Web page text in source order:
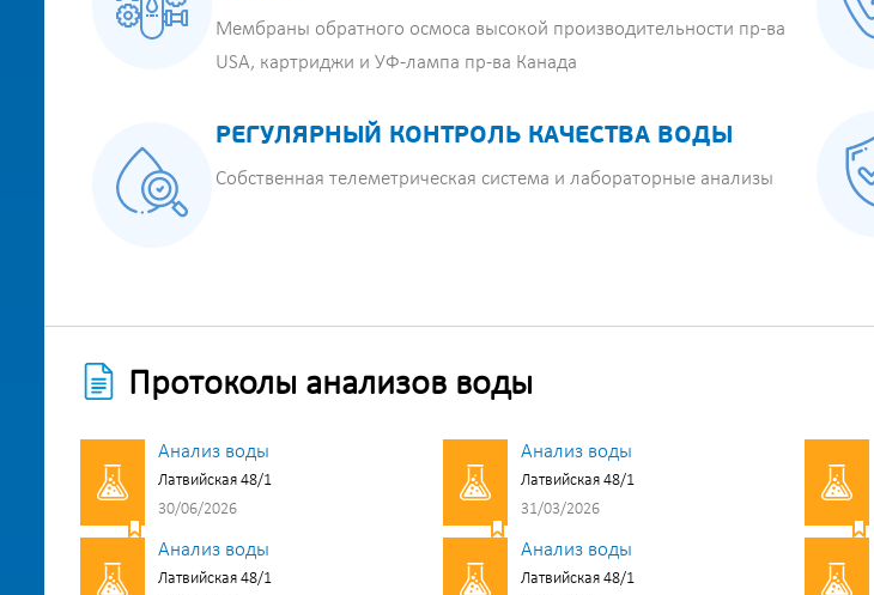
Мембраны обратного осмоса высокой производительности пр-ва
USA, картриджи и УФ-лампа пр-ва Канада
РЕГУЛЯРНЫЙ КОНТРОЛЬ КАЧЕСТВА ВОДЫ
Собственная телеметрическая система и лабораторные анализы
Протоколы анализов воды
Анализ воды
Латвийская 48/1
30/06/2026
Анализ воды
Латвийская 48/1
31/03/2026
Анализ воды
Латвийская 48/1
Анализ воды
Латвийская 48/1